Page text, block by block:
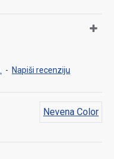
- Napiši recenziju
Nevena Color